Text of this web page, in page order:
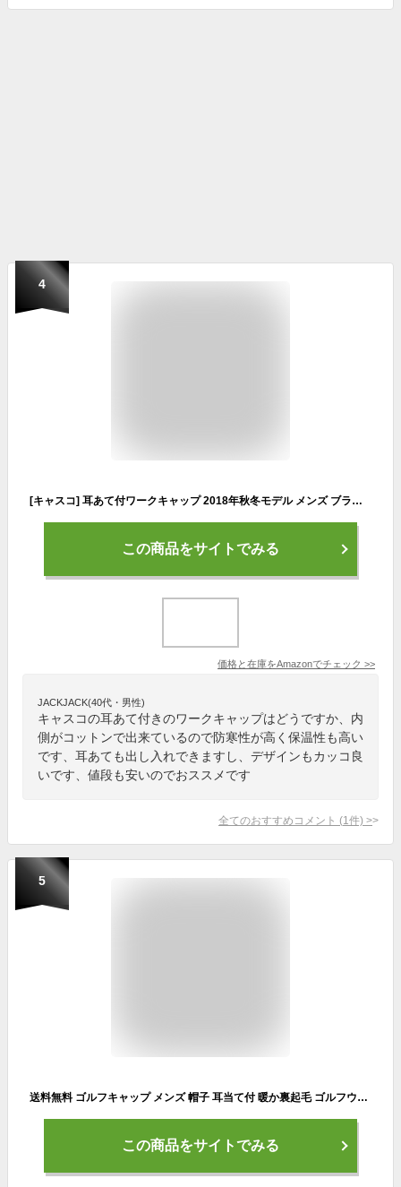
4
[キャスコ] 耳あて付ワークキャップ 2018年秋冬モデル メンズ ブラック 日本 FREE (FREE サイズ)
この商品をサイトでみる
価格と在庫をAmazonでチェック >>
JACKJACK(40代・男性)
キャスコの耳あて付きのワークキャップはどうですか、内
側がコットンで出来ているので防寒性が高く保温性も高い
です、耳あても出し入れできますし、デザインもカッコ良
いです、値段も安いのでおススメです
全てのおすすめコメント (1 件) >
5
送料無料 ゴルフキャップ メンズ 帽子 耳当て付 暖か裏起毛 ゴルフウェア 小物 イヤーマフ 秋冬 防寒 2WAY キルティング フェルト 通販 新作 おすすめ 秋 冬 MC
この商品をサイトでみる